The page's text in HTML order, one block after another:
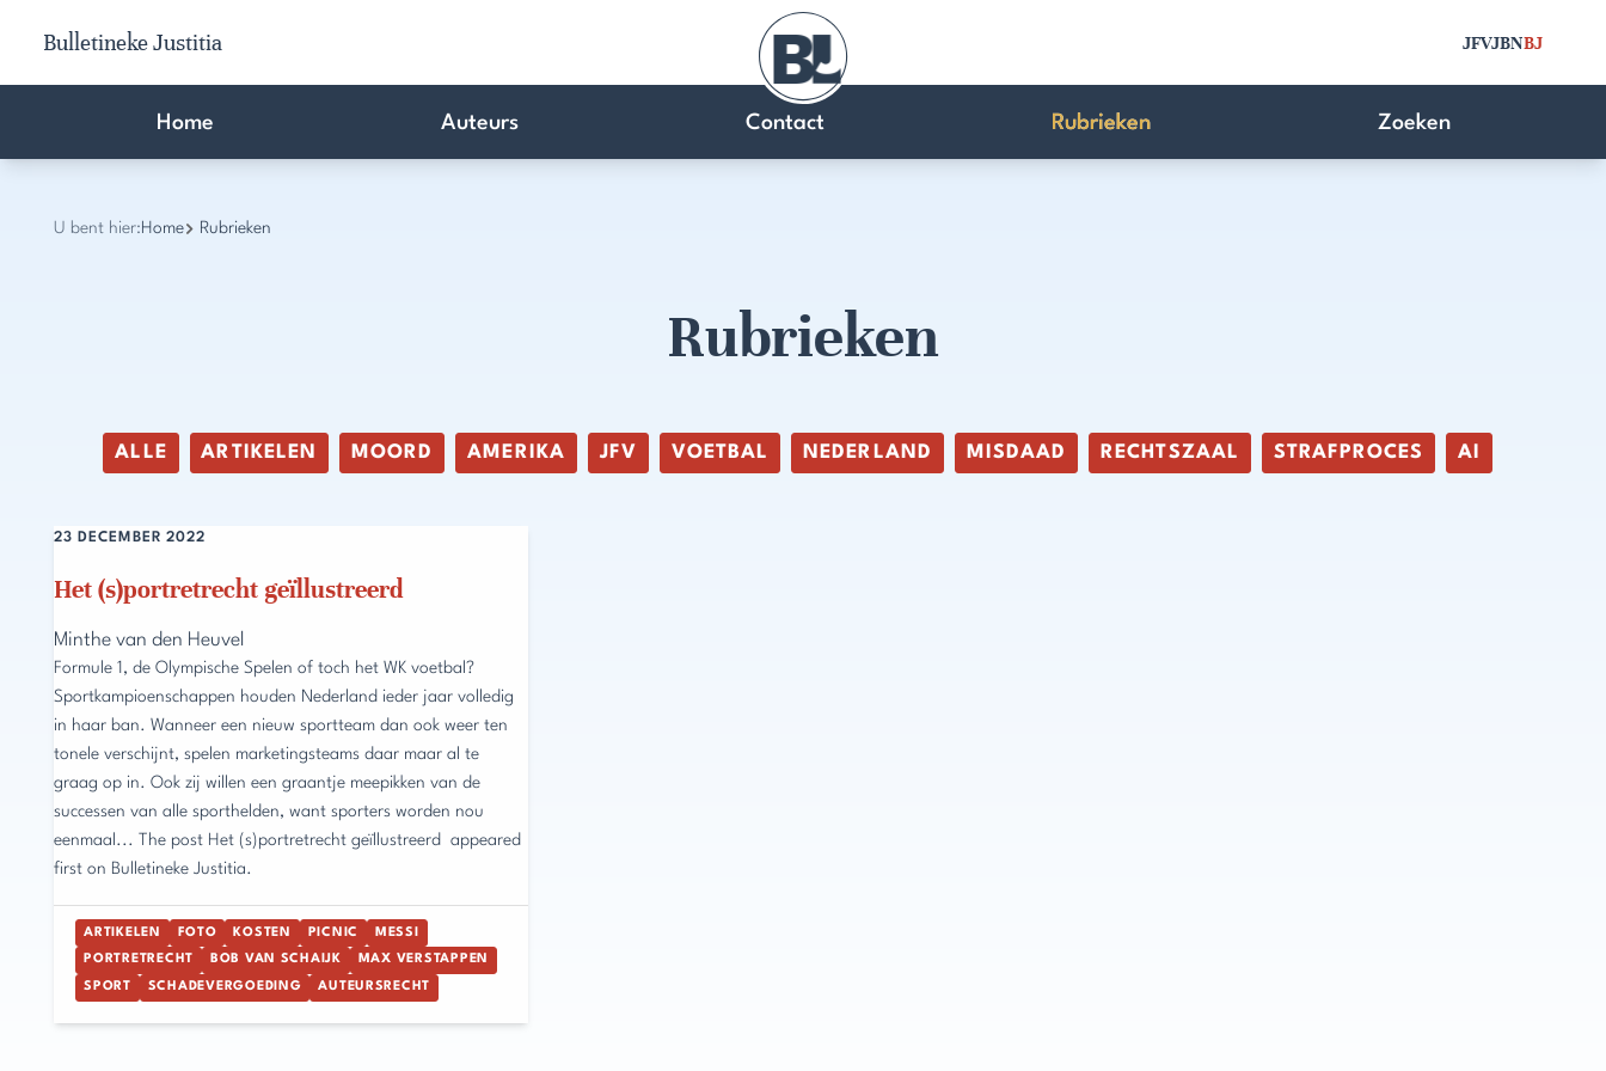
Bulletineke Justitia JFVJBNBJ
Home Auteurs Contact Rubrieken Zoeken
U bent hier: Home Rubrieken
Rubrieken
ALLE ARTIKELEN MOORD AMERIKA JFV VOETBAL NEDERLAND MISDAAD RECHTSZAAL STRAFPROCES AI
Het (s)portretrecht geïllustreerd
23 DECEMBER 2022
Minthe van den Heuvel
Formule 1, de Olympische Spelen of toch het WK voetbal?
Sportkampioenschappen houden Nederland ieder jaar volledig
in haar ban. Wanneer een nieuw sportteam dan ook weer ten
tonele verschijnt, spelen marketingsteams daar maar al te
graag op in. Ook zij willen een graantje meepikken van de
successen van alle sporthelden, want sporters worden nou
eenmaal... The post Het (s)portretrecht geïllustreerd appeared
first on Bulletineke Justitia.
ARTIKELEN FOTO KOSTEN PICNIC MESSI
PORTRETRECHT BOB VAN SCHAIJK MAX VERSTAPPEN
SPORT SCHADEVERGOEDING AUTEURSRECHT